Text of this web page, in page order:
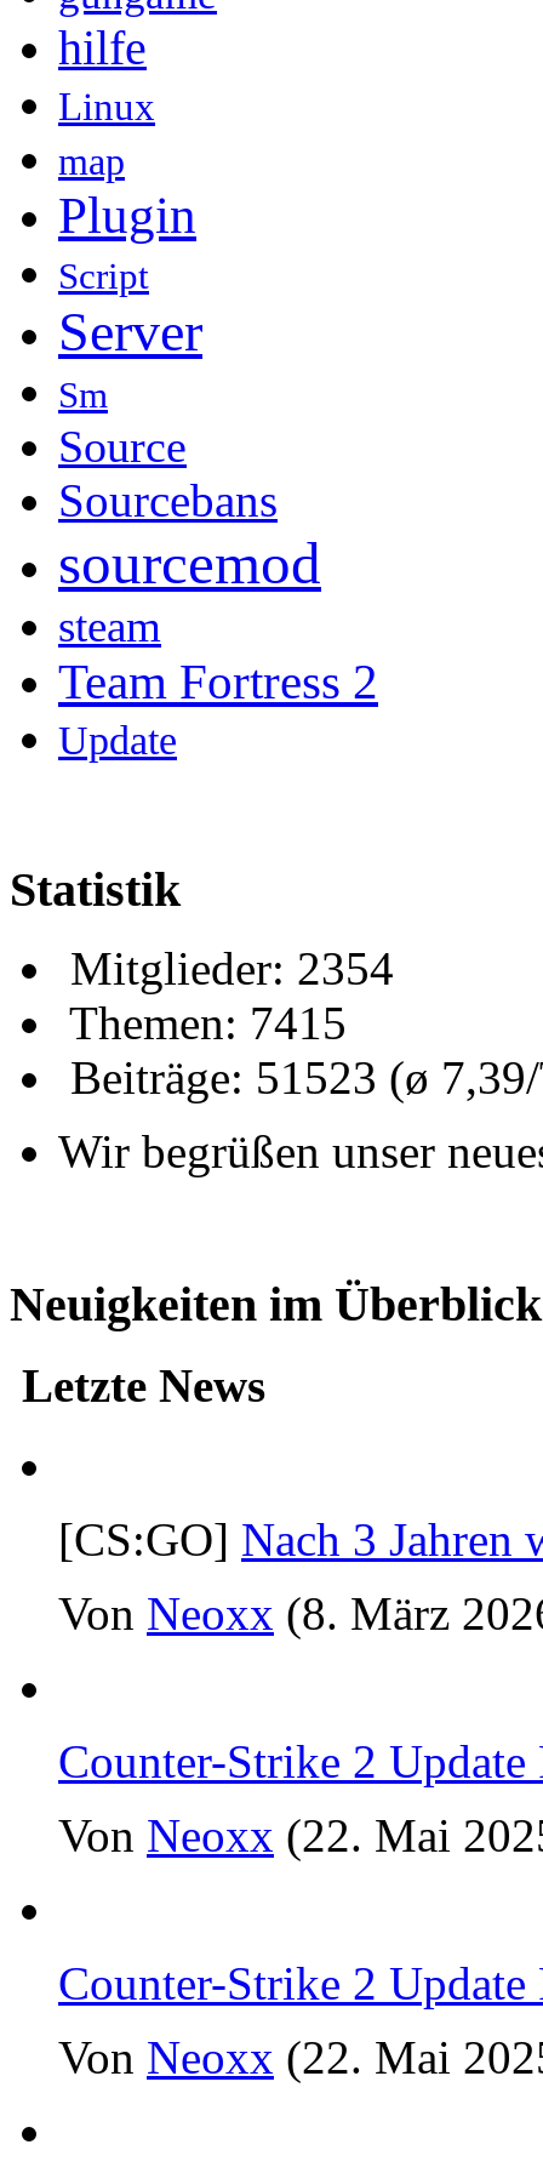
hilfe
Linux
map
Plugin
Script
Server
Sm
Source
Sourcebans
sourcemod
steam
Team Fortress 2
Update
Statistik
Mitglieder: 2354
Themen: 7415
Beiträge: 51523 (ø
Wir begrüßen unser
Neuigkeiten im Überblick
Letzte News
[CS:GO] Nach 3 Jahren
Von Neoxx (8. März
Counter-Strike 2 Update
Von Neoxx (22. Mai
Counter-Strike 2 Update
Von Neoxx (22. Mai